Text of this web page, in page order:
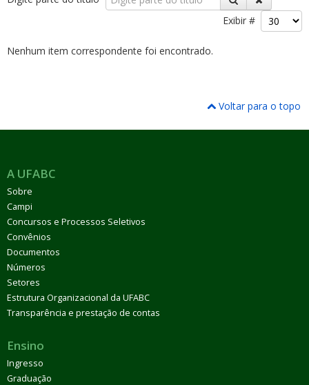
Exibir #
Nenhum item correspondente foi encontrado.
Voltar para o topo
A UFABC
Sobre
Campi
Concursos e Processos Seletivos
Convênios
Documentos
Números
Setores
Estrutura Organizacional da UFABC
Transparência e prestação de contas
Ensino
Ingresso
Graduação